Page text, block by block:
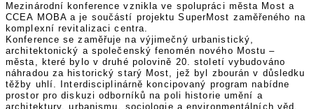
Mezinárodní konference vznikla ve spolupráci města Most a
CCEA MOBA a je součástí projektu SuperMost zaměřeného na
komplexní revitalizaci centra.
Konference se zaměřuje na výjimečný urbanistický,
architektonický a společenský fenomén nového Mostu –
města, které bylo v druhé polovině 20. století vybudováno
náhradou za historický starý Most, jež byl zbourán v důsledku
těžby uhlí. Interdisciplinárně koncipovaný program nabídne
prostor pro diskuzi odborníků na poli historie umění a
architektury, urbanismu, sociologie a environmentálních věd,